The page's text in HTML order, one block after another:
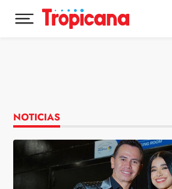
Desplegar menú principal
NOTICIAS